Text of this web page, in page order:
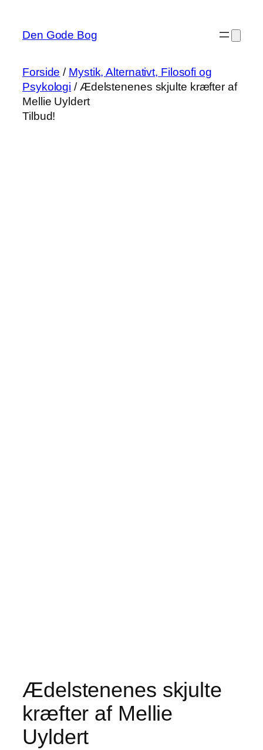
indhold
Den Gode Bog
Forside / Mystik, Alternativt, Filosofi og
Psykologi / Ædelstenenes skjulte kræfter af
Mellie Uyldert
Tilbud!
Ædelstenenes skjulte
kræfter af Mellie
Uyldert